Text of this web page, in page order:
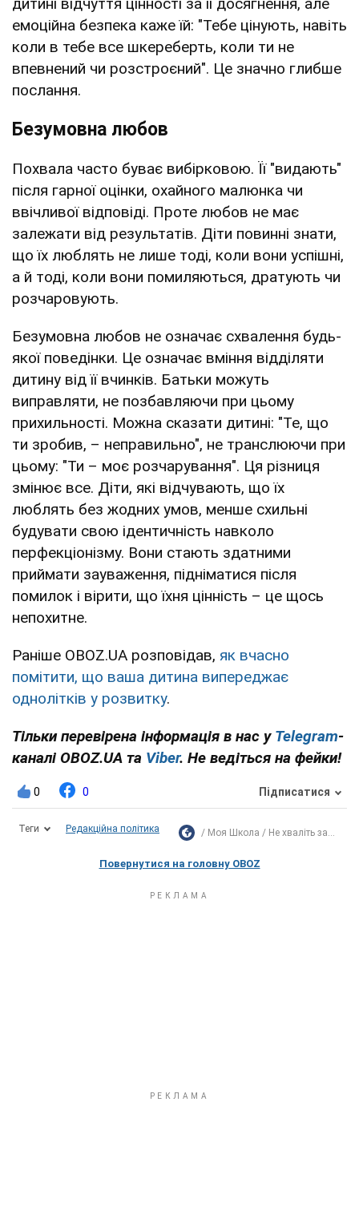
емоційна безпека каже їй: "Тебе цінують, навіть
коли в тебе все шкереберть, коли ти не
впевнений чи розстроєний". Це значно глибше
послання.
Безумовна любов
Похвала часто буває вибірковою. Її "видають"
після гарної оцінки, охайного малюнка чи
ввічливої відповіді. Проте любов не має
залежати від результатів. Діти повинні знати,
що їх люблять не лише тоді, коли вони успішні,
а й тоді, коли вони помиляються, дратують чи
розчаровують.
Безумовна любов не означає схвалення будь-
якої поведінки. Це означає вміння відділяти
дитину від її вчинків. Батьки можуть
виправляти, не позбавляючи при цьому
прихильності. Можна сказати дитині: "Те, що
ти зробив, – неправильно", не транслюючи при
цьому: "Ти – моє розчарування". Ця різниця
змінює все. Діти, які відчувають, що їх
люблять без жодних умов, менше схильні
будувати свою ідентичність навколо
перфекціонізму. Вони стають здатними
приймати зауваження, підніматися після
помилок і вірити, що їхня цінність – це щось
непохитне.
Раніше OBOZ.UA розповідав, як вчасно
помітити, що ваша дитина випереджає
однолітків у розвитку.
Тільки перевірена інформація в нас у Telegram-
каналі OBOZ.UA та Viber. Не ведіться на фейки!
0 0 Підписатися
Теги Редакційна політика Моя Школа Не хваліть за...
Повернутися на головну OBOZ